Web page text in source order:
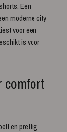
Een
moderne city
voor een
is voor
comfort
en prettig